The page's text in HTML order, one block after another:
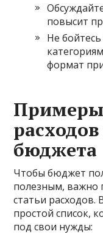
повысит
Не
формат
Примеры
бюджета
Чтобы бюджет
полезным, важно
статьи расходов.
простой список,
под свои нужды: